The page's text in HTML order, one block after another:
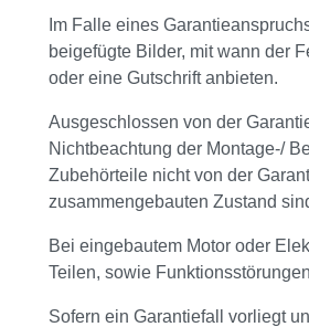
Im Falle eines
beigefügte Bilder, mit wann der
oder eine Gutschrift anbieten.
Ausgeschlossen von der
Nichtbeachtung der Montage-/
Zubehörteile nicht von der
zusammengebauten Zustand
Bei eingebautem Motor oder
Teilen, sowie
Sofern ein Garantiefall vorliegt